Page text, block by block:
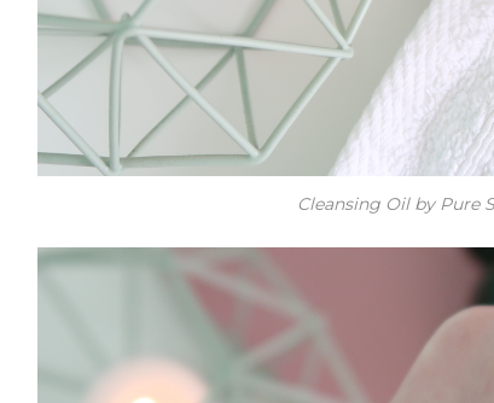
Cleansing Oil by Pure